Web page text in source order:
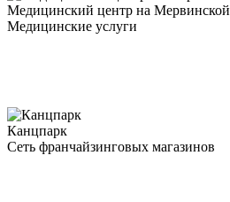
Медицинский центр на Мервинской
Медицинские услуги
Канцпарк
Сеть франчайзинговых магазинов